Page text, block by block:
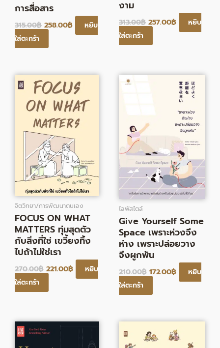
การสื่อสาร
315.00฿ 258.00฿
หยิบ
ใส่ตะกร้า
งาม
313.00฿ 257.00฿
หยิบ
ใส่ตะกร้า
จิตวิทยา/การพัฒนาตนเอง
FOCUS ON WHAT
MATTERS ทุ่มสุดตัว
กับสิ่งที่ใช่ เขวี้ยงทิ้ง
ไปถ้าไม่ใช่เรา
270.00฿
price
was:
270.00฿.
221.00฿
price
is:
221.00฿.
หยิบ
ใส่ตะกร้า
ไลฟ์สไตล์
Give Yourself Some
Space เพราะห่วงจึง
ห่าง เพราะปล่อยวาง
จึงผูกพัน
210.00฿
price
172.00฿
price
is:
172.00฿.
หยิบ
ใส่ตะกร้า
price
was:
price
303.00฿.
price
was:
335.00฿.
price
is:
275.00฿.